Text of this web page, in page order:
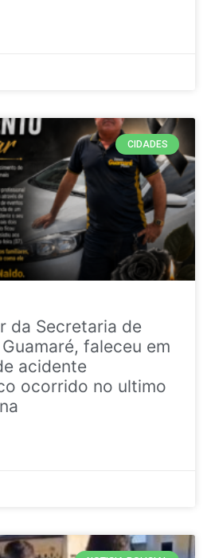
CIDADES
da Secretaria de
faleceu em
acidente
ocorrido no ultimo